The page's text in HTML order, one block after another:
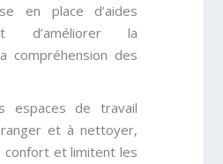
en place d’aides
d’améliorer la
compréhension des
espaces de travail
et à nettoyer,
et limitent les